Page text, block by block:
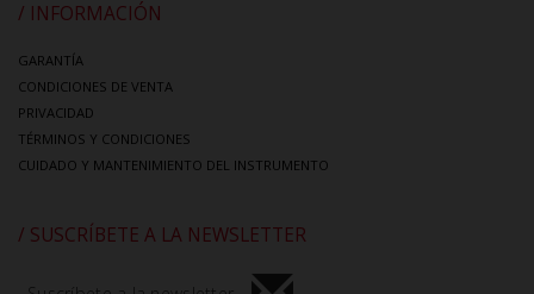
/ INFORMACIÓN
GARANTÍA
CONDICIONES DE VENTA
PRIVACIDAD
TÉRMINOS Y CONDICIONES
CUIDADO Y MANTENIMIENTO DEL INSTRUMENTO
/ SUSCRÍBETE A LA NEWSLETTER